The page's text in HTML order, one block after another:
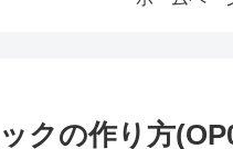
クの作り方